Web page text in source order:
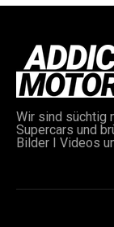
Wir sind süchtig
Supercars und
Bilder I Videos